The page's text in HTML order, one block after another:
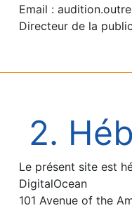
Email :
Directeur de la
2.
Le présent site est
DigitalOcean
101 Avenue of the